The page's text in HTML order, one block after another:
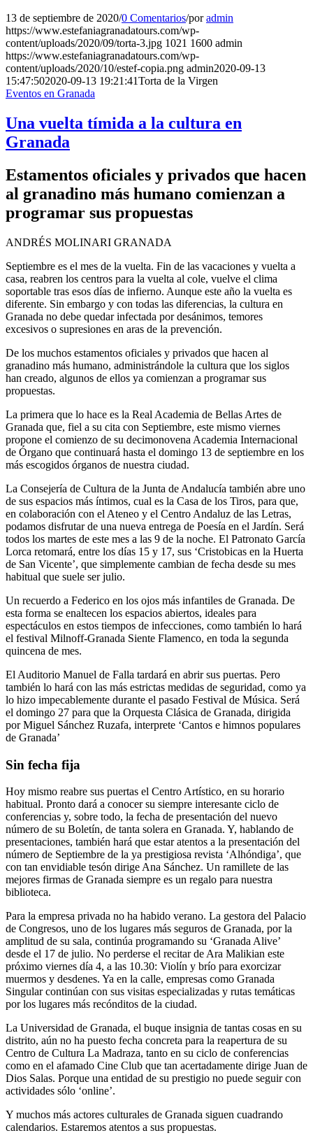
13 de septiembre de 2020/0 Comentarios/poradmin
https://www.estefaniagranadatours.com/wp-
content/uploads/2020/09/torta-3.jpg 1021 1600 admin
https://www.estefaniagranadatours.com/wp-
content/uploads/2020/10/estef-copia.png admin2020-09-13
15:47:502020-09-13 19:21:41Torta de la Virgen
Eventos en Granada
Una vuelta tímida a la cultura en
Granada
Estamentos oficiales y privados que hacen
al granadino más humano comienzan a
programar sus propuestas
ANDRÉS MOLINARI GRANADA
Septiembre es el mes de la vuelta. Fin de las vacaciones y vuelta a
casa, reabren los centros para la vuelta al cole, vuelve el clima
soportable tras esos días de infierno. Aunque este año la vuelta es
diferente. Sin embargo y con todas las diferencias, la cultura en
Granada no debe quedar infectada por desánimos, temores
excesivos o supresiones en aras de la prevención.
De los muchos estamentos oficiales y privados que hacen al
granadino más humano, administrándole la cultura que los siglos
han creado, algunos de ellos ya comienzan a programar sus
propuestas.
La primera que lo hace es la Real Academia de Bellas Artes de
Granada que, fiel a su cita con Septiembre, este mismo viernes
propone el comienzo de su decimonovena Academia Internacional
de Órgano que continuará hasta el domingo 13 de septiembre en los
más escogidos órganos de nuestra ciudad.
La Consejería de Cultura de la Junta de Andalucía también abre uno
de sus espacios más íntimos, cual es la Casa de los Tiros, para que,
en colaboración con el Ateneo y el Centro Andaluz de las Letras,
podamos disfrutar de una nueva entrega de Poesía en el Jardín. Será
todos los martes de este mes a las 9 de la noche. El Patronato García
Lorca retomará, entre los días 15 y 17, sus ‘Cristobicas en la Huerta
de San Vicente’, que simplemente cambian de fecha desde su mes
habitual que suele ser julio.
Un recuerdo a Federico en los ojos más infantiles de Granada. De
esta forma se enaltecen los espacios abiertos, ideales para
espectáculos en estos tiempos de infecciones, como también lo hará
el festival Milnoff-Granada Siente Flamenco, en toda la segunda
quincena de mes.
El Auditorio Manuel de Falla tardará en abrir sus puertas. Pero
también lo hará con las más estrictas medidas de seguridad, como ya
lo hizo impecablemente durante el pasado Festival de Música. Será
el domingo 27 para que la Orquesta Clásica de Granada, dirigida
por Miguel Sánchez Ruzafa, interprete ‘Cantos e himnos populares
de Granada’
Sin fecha fija
Hoy mismo reabre sus puertas el Centro Artístico, en su horario
habitual. Pronto dará a conocer su siempre interesante ciclo de
conferencias y, sobre todo, la fecha de presentación del nuevo
número de su Boletín, de tanta solera en Granada. Y, hablando de
presentaciones, también hará que estar atentos a la presentación del
número de Septiembre de la ya prestigiosa revista ‘Alhóndiga’, que
con tan envidiable tesón dirige Ana Sánchez. Un ramillete de las
mejores firmas de Granada siempre es un regalo para nuestra
biblioteca.
Para la empresa privada no ha habido verano. La gestora del Palacio
de Congresos, uno de los lugares más seguros de Granada, por la
amplitud de su sala, continúa programando su ‘Granada Alive’
desde el 17 de julio. No perderse el recitar de Ara Malikian este
próximo viernes día 4, a las 10.30: Violín y brío para exorcizar
muermos y desdenes. Ya en la calle, empresas como Granada
Singular continúan con sus visitas especializadas y rutas temáticas
por los lugares más recónditos de la ciudad.
La Universidad de Granada, el buque insignia de tantas cosas en su
distrito, aún no ha puesto fecha concreta para la reapertura de su
Centro de Cultura La Madraza, tanto en su ciclo de conferencias
como en el afamado Cine Club que tan acertadamente dirige Juan de
Dios Salas. Porque una entidad de su prestigio no puede seguir con
actividades sólo ‘online’.
Y muchos más actores culturales de Granada siguen cuadrando
calendarios. Estaremos atentos a sus propuestas.